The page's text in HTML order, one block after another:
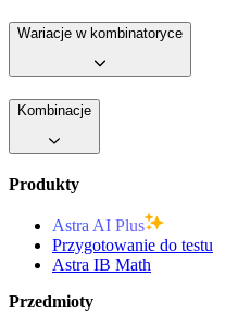
Wariacje w kombinatoryce
Kombinacje
Produkty
Astra AI Plus
Przygotowanie do testu
Astra IB Math
Przedmioty